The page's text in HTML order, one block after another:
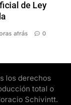
de Ley
atrás 0
los derechos
total o
Schivintt.